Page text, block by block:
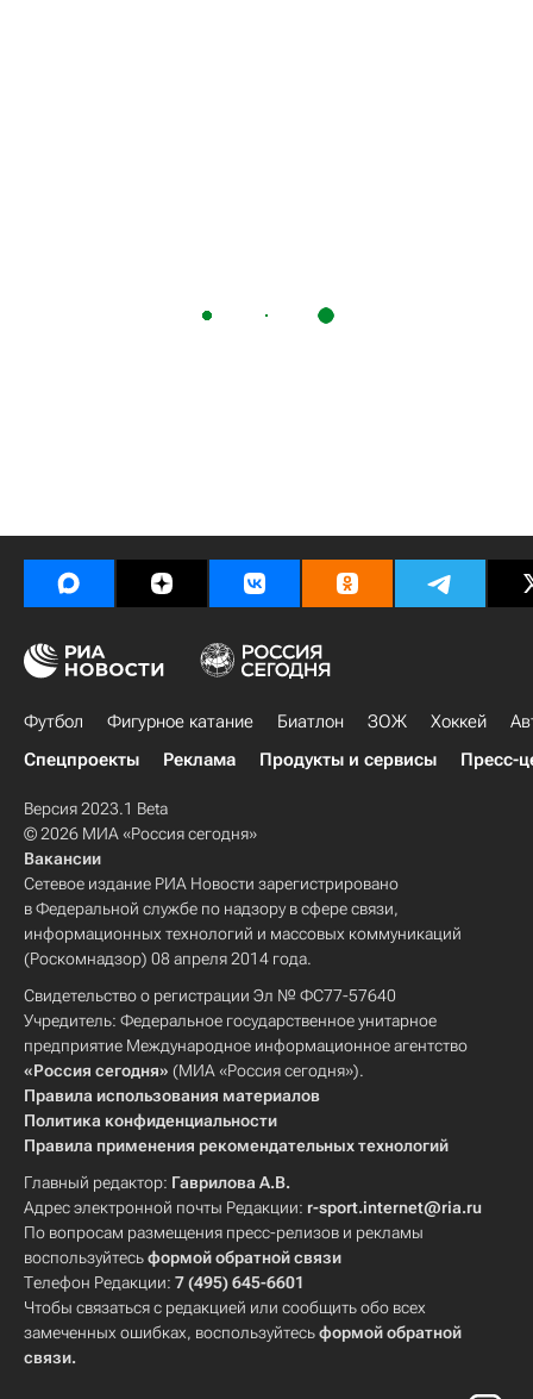
Футбол Фигурное катание Биатлон ЗОЖ Хоккей
Спецпроекты
Реклама Продукты и сервисы Пресс-
Версия 2023.1 Beta
© 2026 МИА «Россия сегодня»
Вакансии
Сетевое издание РИА Новости зарегистрировано
в Федеральной службе по надзору в сфере связи,
информационных технологий и массовых коммуникаций
(Роскомнадзор) 08 апреля 2014 года.
Свидетельство о регистрации Эл № ФС77-57640
Учредитель: Федеральное государственное унитарное
предприятие Международное информационное агентство
«Россия сегодня» (МИА «Россия сегодня»).
Правила использования материалов
Политика конфиденциальности
Правила применения рекомендательных технологий
Главный редактор: Гаврилова А.В.
Адрес электронной почты Редакции: r-sport.internet@ria.ru
По вопросам размещения пресс-релизов и рекламы
воспользуйтесьформой обратной связи
Телефон Редакции: 7 (495) 645-6601
Чтобы связаться с редакцией или сообщить обо всех
замеченных ошибках, воспользуйтесьформой обратной
связи.